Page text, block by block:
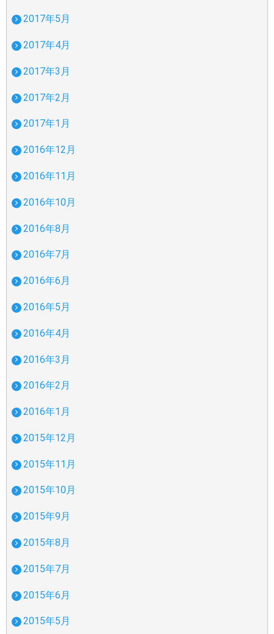
2017年5月
2017年4月
2017年3月
2017年2月
2017年1月
2016年12月
2016年11月
2016年10月
2016年8月
2016年7月
2016年6月
2016年5月
2016年4月
2016年3月
2016年2月
2016年1月
2015年12月
2015年11月
2015年10月
2015年9月
2015年8月
2015年7月
2015年6月
2015年5月